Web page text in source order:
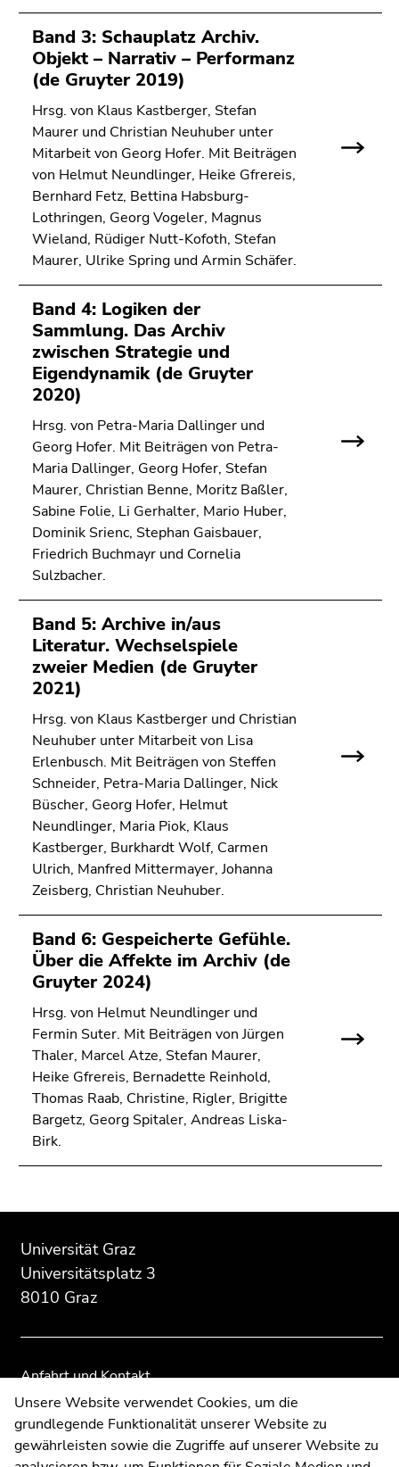
Band 3: Schauplatz Archiv.
Objekt – Narrativ – Performanz
(de Gruyter 2019)
Hrsg. von Klaus Kastberger, Stefan
Maurer und Christian Neuhuber unter
Mitarbeit von Georg Hofer. Mit Beiträgen
von Helmut Neundlinger, Heike Gfrereis,
Bernhard Fetz, Bettina Habsburg-
Lothringen, Georg Vogeler, Magnus
Wieland, Rüdiger Nutt-Kofoth, Stefan
Maurer, Ulrike Spring und Armin Schäfer.
Band 4: Logiken der
Sammlung. Das Archiv
zwischen Strategie und
Eigendynamik (de Gruyter
2020)
Hrsg. von Petra-Maria Dallinger und
Georg Hofer. Mit Beiträgen von Petra-
Maria Dallinger, Georg Hofer, Stefan
Maurer, Christian Benne, Moritz Baßler,
Sabine Folie, Li Gerhalter, Mario Huber,
Dominik Srienc, Stephan Gaisbauer,
Friedrich Buchmayr und Cornelia
Sulzbacher.
Band 5: Archive in/aus
Literatur. Wechselspiele
zweier Medien (de Gruyter
2021)
Hrsg. von Klaus Kastberger und Christian
Neuhuber unter Mitarbeit von Lisa
Erlenbusch. Mit Beiträgen von Steffen
Schneider, Petra-Maria Dallinger, Nick
Büscher, Georg Hofer, Helmut
Neundlinger, Maria Piok, Klaus
Kastberger, Burkhardt Wolf, Carmen
Ulrich, Manfred Mittermayer, Johanna
Zeisberg, Christian Neuhuber.
Band 6: Gespeicherte Gefühle.
Über die Affekte im Archiv (de
Gruyter 2024)
Hrsg. von Helmut Neundlinger und
Fermin Suter. Mit Beiträgen von Jürgen
Thaler, Marcel Atze, Stefan Maurer,
Heike Gfrereis, Bernadette Reinhold,
Thomas Raab, Christine, Rigler, Brigitte
Bargetz, Georg Spitaler, Andreas Liska-
Birk.
des
Seitenbereichs:
Zusatzinformationen:
Universität Graz
Universitätsplatz 3
8010 Graz
Anfahrt und Kontakt
Kommunikation und Öffentlichkeitsarbeit
Moodle
UNIGRAZonline
dieses
Seitenbereichs.
Übersicht
dieses
Seitenbereichs.
Übersicht
Unsere Website verwendet Cookies, um die
grundlegende Funktionalität unserer Website zu
gewährleisten sowie die Zugriffe auf unserer Website zu